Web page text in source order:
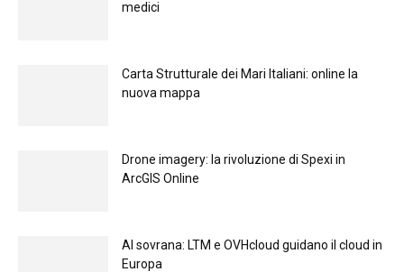
medici
Carta Strutturale dei Mari Italiani: online la
nuova mappa
Drone imagery: la rivoluzione di Spexi in
ArcGIS Online
Al sovrana: LTM е OVHcloud guidano il cloud in
Europа